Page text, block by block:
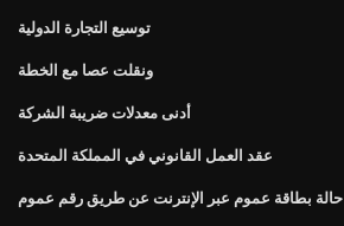
توسيع التجارة الدولية
ونقلت عصا مع الخطة
أدنى معدلات ضريبة الشركة
عقد العمل القانوني في المملكة المتحدة
حالة بطاقة عموم عبر الإنترنت عن طريق رقم عموم